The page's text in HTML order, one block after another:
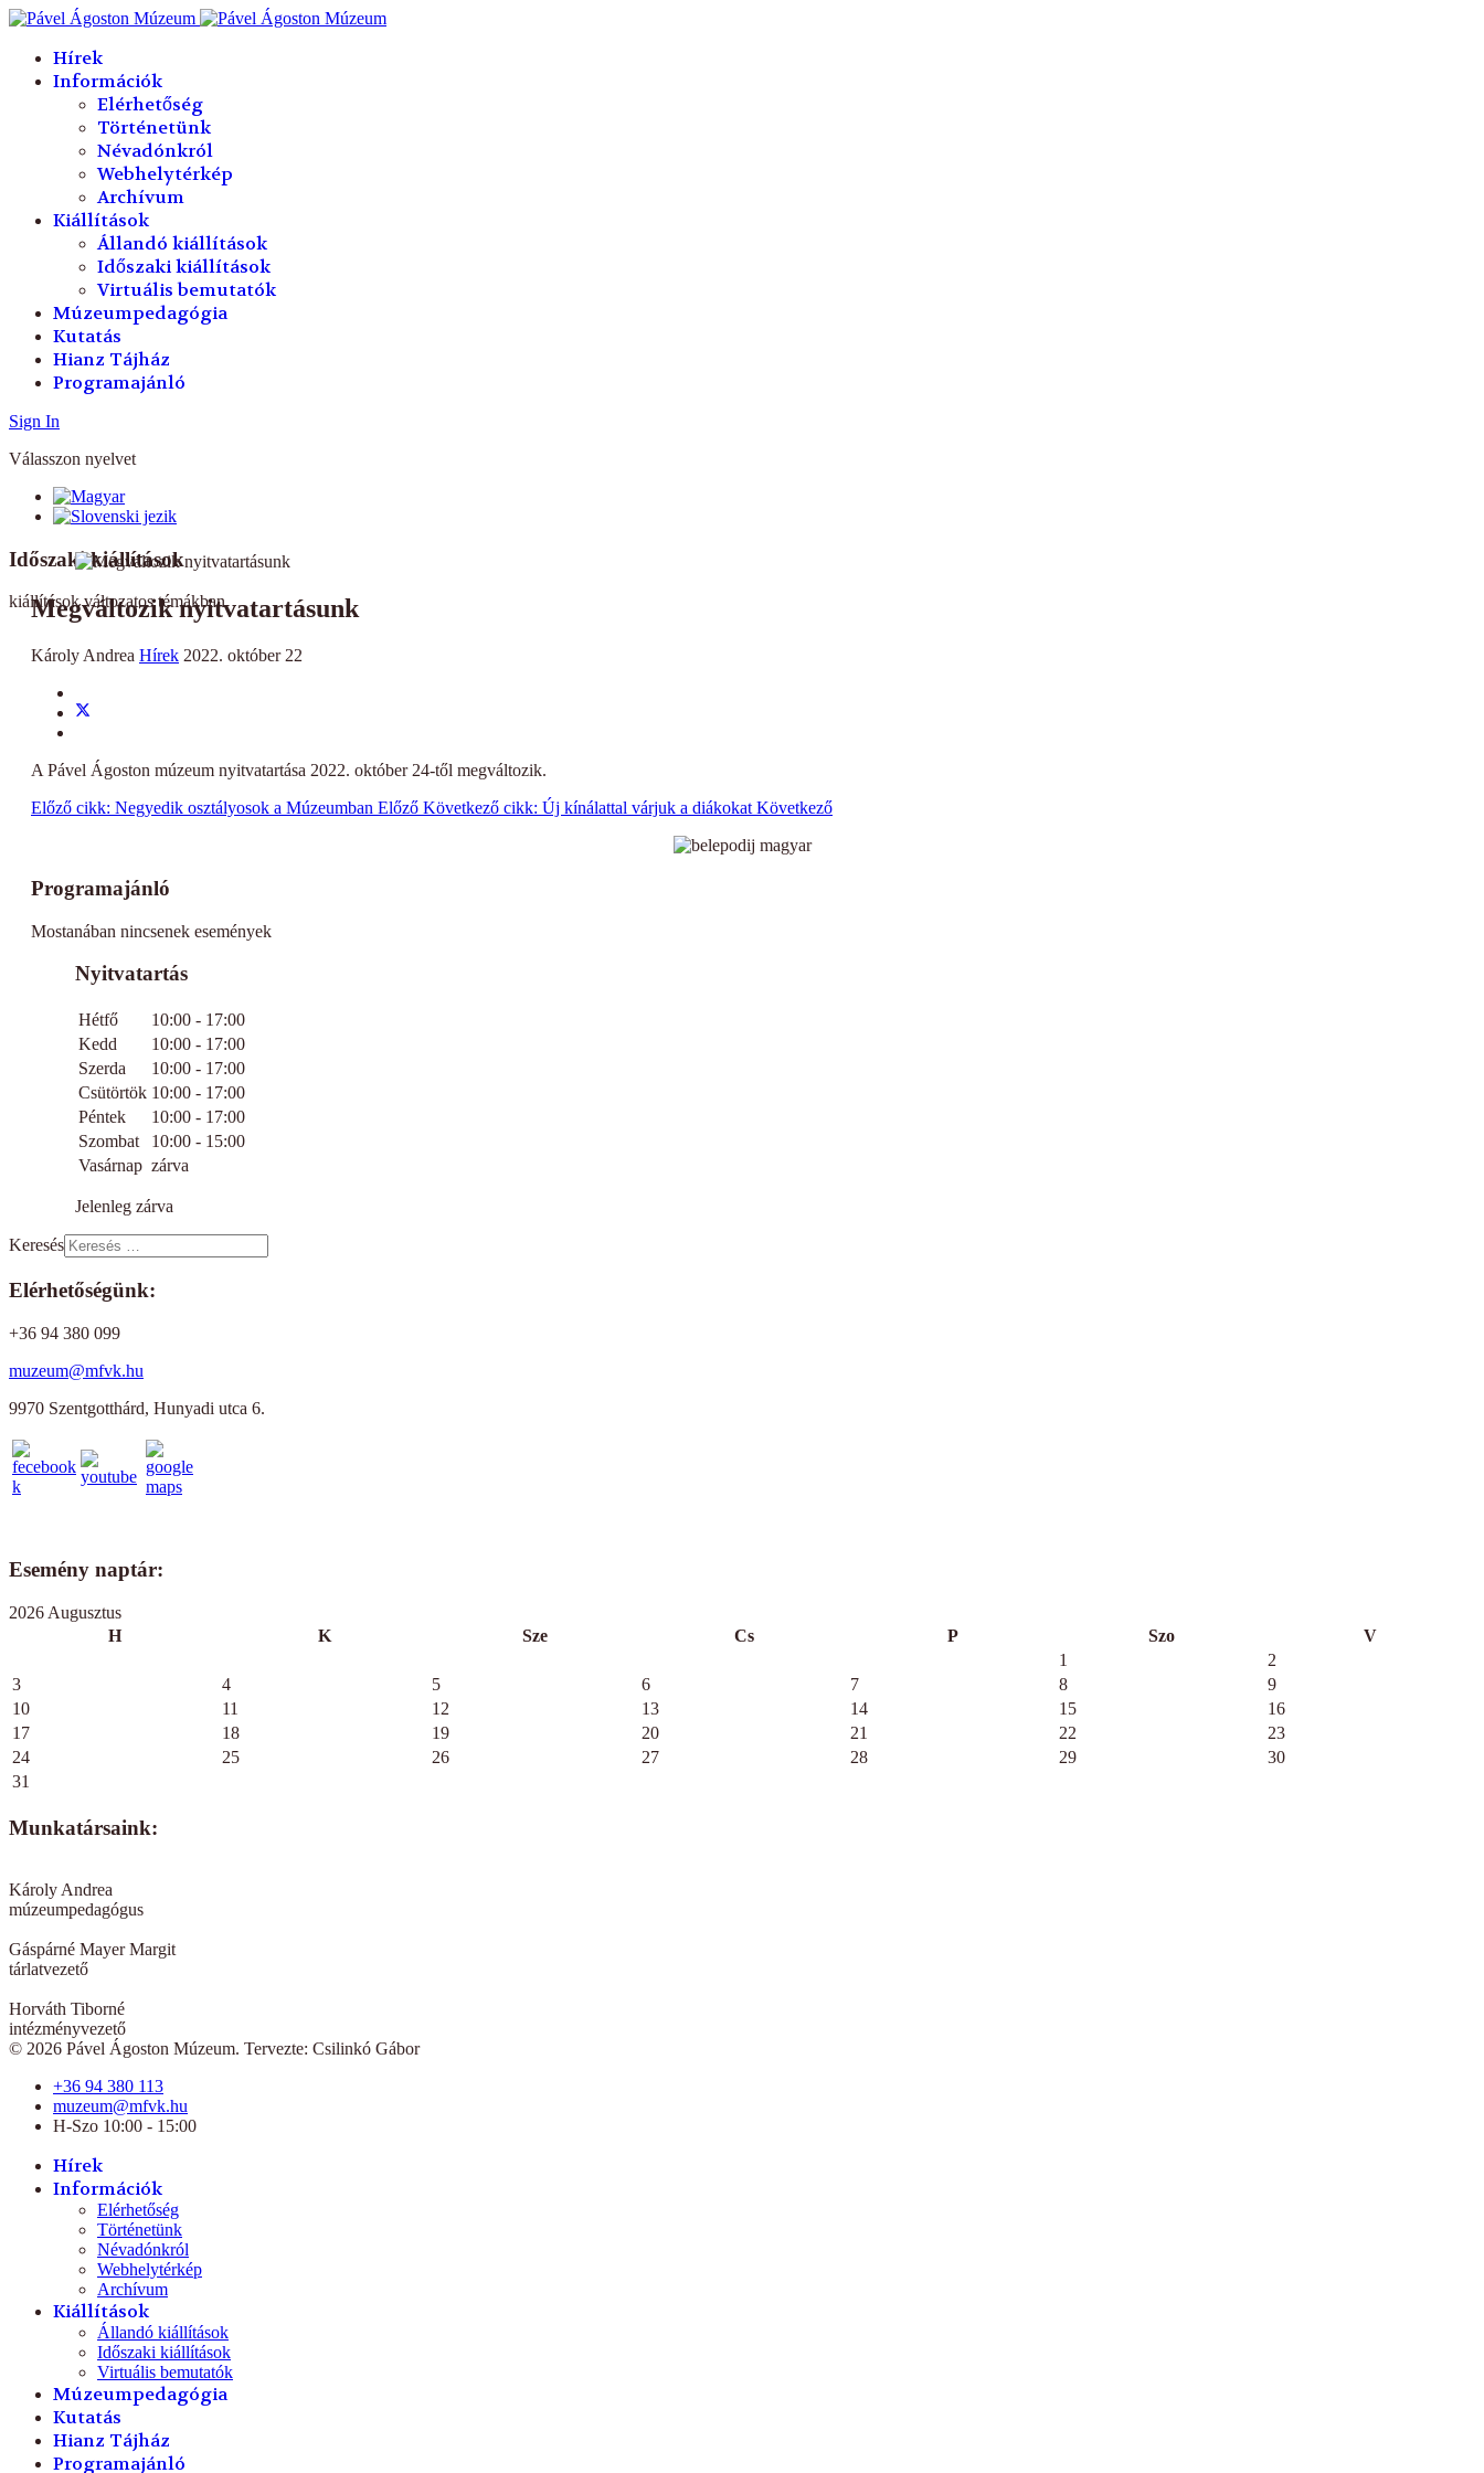
Hírek
Információk
Elérhetőség
Történetünk
Névadónkról
Webhelytérkép
Archívum
Kiállítások
Állandó kiállítások
Időszaki kiállítások
Virtuális bemutatók
Múzeumpedagógia
Kutatás
Hianz Tájház
Programajánló
Sign In
Válasszon nyelvet
Időszaki kiállítások
kiállítások változatos témákban
Megváltozik nyitvatartásunk
Károly Andrea Hírek 2022. október 22
A Pável Ágoston múzeum nyitvatartása 2022. október 24-től megváltozik.
Előző cikk: Negyedik osztályosok a Múzeumban Előző Következő cikk: Új kínálattal várjuk a diákokat Következő
Programajánló
Mostanában nincsenek események
Nyitvatartás
Hétfő
10:00 - 17:00
Kedd
10:00 - 17:00
Szerda
10:00 - 17:00
Csütörtök 10:00 - 17:00
Péntek
10:00 - 17:00
Szombat
10:00 - 15:00
Vasárnap zárva
Jelenleg zárva
Keresés
Elérhetőségünk:
+36 94 380 099
muzeum@mfvk.hu
9970 Szentgotthárd, Hunyadi utca 6.
Esemény naptár:
év
hónap
év
hónap
2026 Augusztus
H
K Sze Cs P Szo
V
1
2
3
4 5 6 7 8
9
10
11 12 13 14 15
16
17
18 19 20 21 22
23
24
25 26 27 28 29
30
31
Munkatársaink:
Károly Andrea
múzeumpedagógus
Gáspárné Mayer Margit
tárlatvezető
Horváth Tiborné
intézményvezető
© 2026 Pável Ágoston Múzeum. Tervezte: Csilinkó Gábor
+36 94 380 113
muzeum@mfvk.hu
H-Szo 10:00 - 15:00
Hírek
Információk
Elérhetőség
Történetünk
Névadónkról
Webhelytérkép
Archívum
Kiállítások
Állandó kiállítások
Időszaki kiállítások
Virtuális bemutatók
Múzeumpedagógia
Kutatás
Hianz Tájház
Programajánló